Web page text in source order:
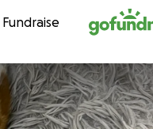
Fundraise